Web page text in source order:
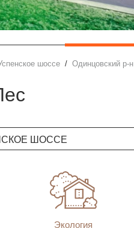
шоссе Одинцовский р-н
ШОССЕ
Экология